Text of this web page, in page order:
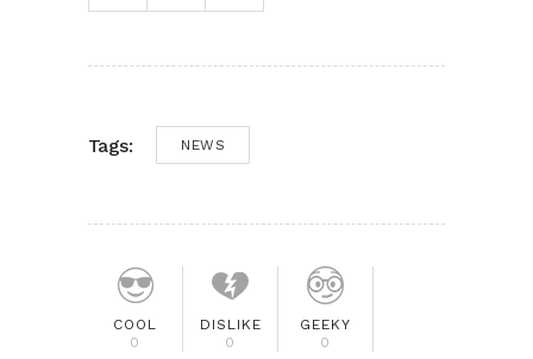
Tags: NEWS
COOL
0
DISLIKE
0
GEEKY
0